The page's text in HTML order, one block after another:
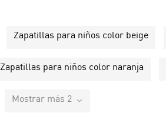
Zapatillas para niños color beige
Zapatillas para niños color naranja
Mostrar más 2